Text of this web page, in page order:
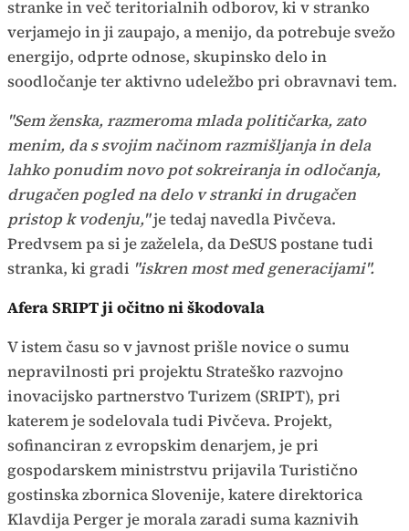
stranke in več teritorialnih odborov, ki v stranko
verjamejo in ji zaupajo, a menijo, da potrebuje svežo
energijo, odprte odnose, skupinsko delo in
soodločanje ter aktivno udeležbo pri obravnavi tem.
"Sem ženska, razmeroma mlada političarka, zato
menim, da s svojim načinom razmišljanja in dela
lahko ponudim novo pot sokreiranja in odločanja,
drugačen pogled na delo v stranki in drugačen
pristop k vodenju,"je tedaj navedla Pivčeva.
Predvsem pa si je zaželela, da DeSUS postane tudi
stranka, ki gradi "iskren most med generacijami".
Afera SRIPT ji očitno ni škodovala
V istem času so v javnost prišle novice o sumu
nepravilnosti pri projektu Strateško razvojno
inovacijsko partnerstvo Turizem (SRIPT), pri
katerem je sodelovala tudi Pivčeva. Projekt,
sofinanciran z evropskim denarjem, je pri
gospodarskem ministrstvu prijavila Turistično
gostinska zbornica Slovenije, katere direktorica
Klavdija Perger je morala zaradi suma kaznivih